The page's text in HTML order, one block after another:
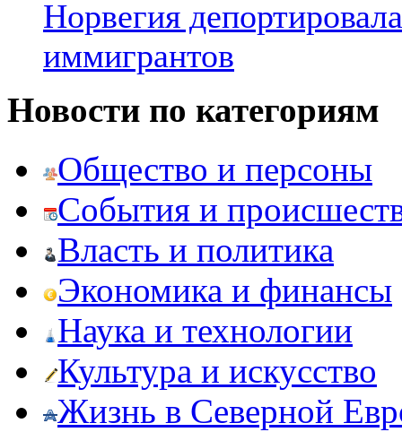
Норвегия
иммигрантов
Новости по категориям
Общество и персоны
События и
Власть и политика
Экономика и финансы
Наука и технологии
Культура и искусство
Жизнь в Северной